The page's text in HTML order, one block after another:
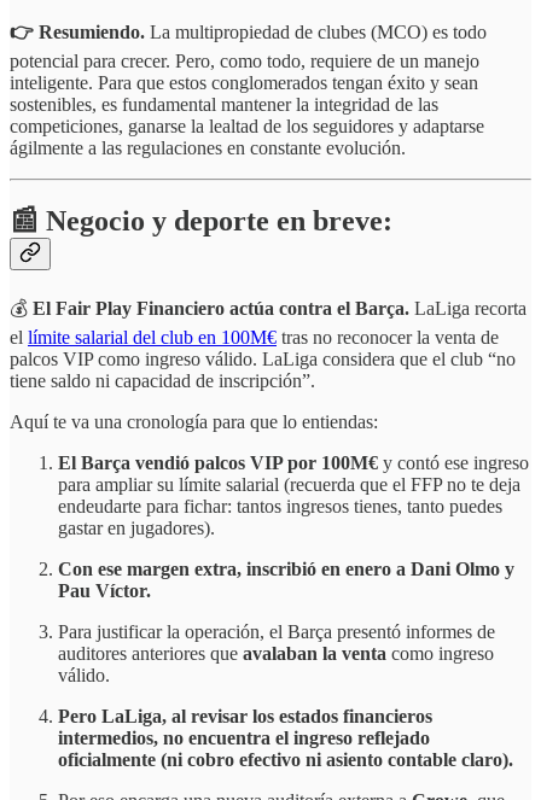
👉 Resumiendo. La multipropiedad de clubes (MCO) es todo
potencial para crecer. Pero, como todo, requiere de un manejo
inteligente. Para que estos conglomerados tengan éxito y sean
sostenibles, es fundamental mantener la integridad de las
competiciones, ganarse la lealtad de los seguidores y adaptarse
ágilmente a las regulaciones en constante evolución.
📰 Negocio y deporte en breve:
💰 El Fair Play Financiero actúa contra el Barça. LaLiga recorta
el límite salarial del club en 100M€ tras no reconocer la venta de
palcos VIP como ingreso válido. LaLiga considera que el club “no
tiene saldo ni capacidad de inscripción”.
Aquí te va una cronología para que lo entiendas:
El Barça vendió palcos VIP por 100M€ y contó ese ingreso
para ampliar su límite salarial (recuerda que el FFP no te deja
endeudarte para fichar: tantos ingresos tienes, tanto puedes
gastar en jugadores).
Con ese margen extra, inscribió en enero a Dani Olmo y
Pau Víctor.
Para justificar la operación, el Barça presentó informes de
auditores anteriores que avalaban la venta como ingreso
válido.
Pero LaLiga, al revisar los estados financieros
intermedios, no encuentra el ingreso reflejado
oficialmente (ni cobro efectivo ni asiento contable claro).